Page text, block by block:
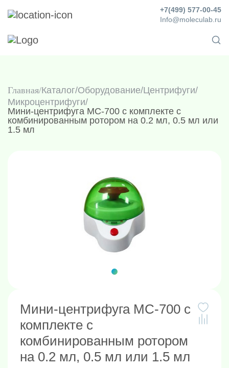
Info@moleculab.ru
+7(499) 577-00-45
Главная Каталог/Оборудование/Центрифуги/
Микроцентрифуги/
Мини-центрифуга MC-700 с комплекте с
комбинированным ротором на 0.2 мл, 0.5 мл или
1.5 мл
Мини-центрифуга MC-700 с
комплекте с
комбинированным ротором
на 0.2 мл, 0.5 мл или 1.5 мл